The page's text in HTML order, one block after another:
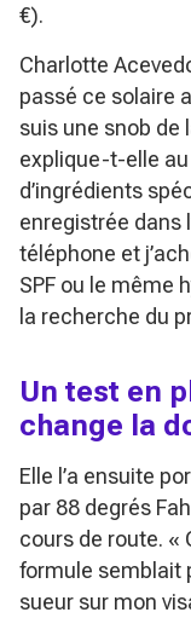
€).
Charlotte
passé ce solaire
suis une snob de
explique-t-elle
d’ingrédients
enregistrée dans
téléphone et
SPF ou le même
la recherche du
Un test en
change la
Elle l’a ensuite
par 88 degrés
cours de route. «
formule semblait
sueur sur mon